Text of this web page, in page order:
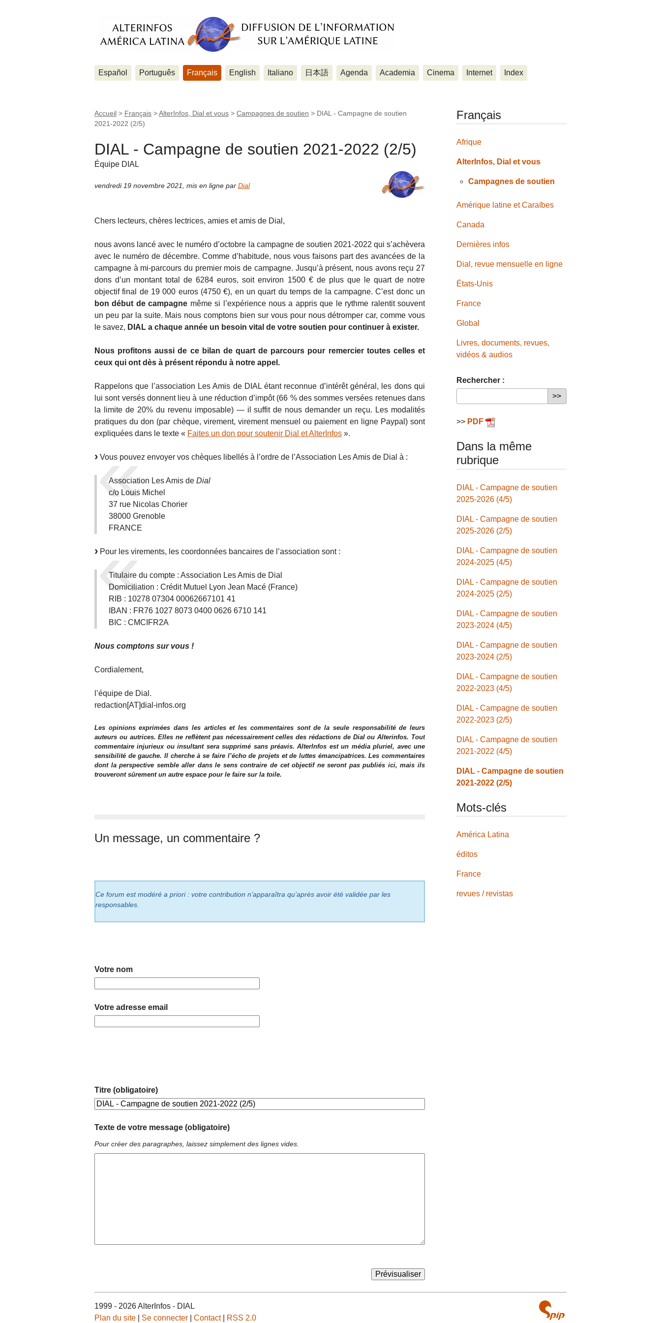
Español Português Français English Italiano 日本語 Agenda Academia Cinema Internet Index
Accueil > Français >AlterInfos, Dial et vous > Campagnes de soutien > DIAL - Campagne de soutien
2021-2022 (2/5)
DIAL - Campagne de soutien 2021-2022 (2/5)
Équipe DIAL
vendredi 19 novembre 2021 mis en ligne par Dial
Chers lecteurs, chères lectrices, amies et amis de Dial,
nous avons lancé avec le numéro d’octobre la campagne de soutien 2021-2022 qui s’achèvera
avec le numéro de décembre. Comme d’habitude, nous vous faisons part des avancées de la
campagne à mi-parcours du premier mois de campagne. Jusqu’à présent, nous avons reçu 27
dons d’un montant total de 6284 euros, soit environ 1500 € de plus que le quart de notre
objectif final de 19 000 euros (4750 €), en un quart du temps de la campagne. C’est donc un
bon début de campagne même si l’expérience nous a appris que le rythme ralentit souvent
un peu par la suite. Mais nous comptons bien sur vous pour nous détromper car, comme vous
le savez, DIAL a chaque année un besoin vital de votre soutien pour continuer à exister.
Nous profitons aussi de ce bilan de quart de parcours pour remercier toutes celles et
ceux qui ont dès à présent répondu à notre appel.
Rappelons que l’association Les Amis de DIAL étant reconnue d’intérêt général, les dons qui
lui sont versés donnent lieu à une réduction d’impôt (66 % des sommes versées retenues dans
la limite de 20% du revenu imposable) — il suffit de nous demander un reçu. Les modalités
pratiques du don (par chèque, virement, virement mensuel ou paiement en ligne Paypal) sont
expliquées dans le texte « Faites un don pour soutenir Dial et AlterInfos ».
Vous pouvez envoyer vos chèques libellés à l’ordre de l’Association Les Amis de Dial à :
Association Les Amis de Dial
c/o Louis Michel
37 rue Nicolas Chorier
38000 Grenoble
FRANCE
Pour les virements, les coordonnées bancaires de l’association sont :
Titulaire du compte : Association Les Amis de Dial
Domiciliation : Crédit Mutuel Lyon Jean Macé (France)
RIB : 10278 07304 00062667101 41
IBAN : FR76 1027 8073 0400 0626 6710 141
BIC : CMCIFR2A
Nous comptons sur vous !
Cordialement,
l’équipe de Dial.
redaction[AT]dial-infos.org
Les opinions exprimées dans les articles et les commentaires sont de la seule responsabilité de leurs
auteurs ou autrices. Elles ne reflètent pas nécessairement celles des rédactions de Dial ou Alterinfos. Tout
commentaire injurieux ou insultant sera supprimé sans préavis. AlterInfos est un média pluriel, avec une
sensibilité de gauche. Il cherche à se faire l’écho de projets et de luttes émancipatrices. Les commentaires
dont la perspective semble aller dans le sens contraire de cet objectif ne seront pas publiés ici, mais ils
trouveront sûrement un autre espace pour le faire sur la toile.
Un message, un commentaire ?
Ce forum est modéré a priori : votre contribution n’apparaîtra qu’après avoir été validée par les
responsables.
Votre nom
Votre adresse email
Titre (obligatoire)
Texte de votre message (obligatoire)
Pour créer des paragraphes, laissez simplement des lignes vides.
Français
Afrique
AlterInfos, Dial et vous
Campagnes de soutien
Amérique latine et Caraïbes
Canada
Dernières infos
Dial, revue mensuelle en ligne
États-Unis
France
Global
Livres, documents, revues,
vidéos & audios
Rechercher :
>> PDF
Dans la même
rubrique
DIAL - Campagne de soutien
2025-2026 (4/5)
DIAL - Campagne de soutien
2025-2026 (2/5)
DIAL - Campagne de soutien
2024-2025 (4/5)
DIAL - Campagne de soutien
2024-2025 (2/5)
DIAL - Campagne de soutien
2023-2024 (4/5)
DIAL - Campagne de soutien
2023-2024 (2/5)
DIAL - Campagne de soutien
2022-2023 (4/5)
DIAL - Campagne de soutien
2022-2023 (2/5)
DIAL - Campagne de soutien
2021-2022 (4/5)
DIAL - Campagne de soutien
2021-2022 (2/5)
Mots-clés
América Latina
éditos
France
revues / revistas
1999 - 2026 AlterInfos - DIAL
Plan du site
Se connecter Contact| RSS 2.0